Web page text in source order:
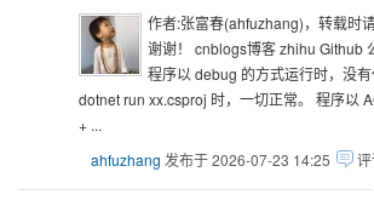
作者:张富春(ahfuzhang)，转载时
谢谢！ cnblogs博客 zhihu Github
程序以 debug 的方式运行时，没
dotnet run xx.csproj 时，一切正常。 程序以
+ ...
ahfuzhang 发布于 2026-07-23 14:25